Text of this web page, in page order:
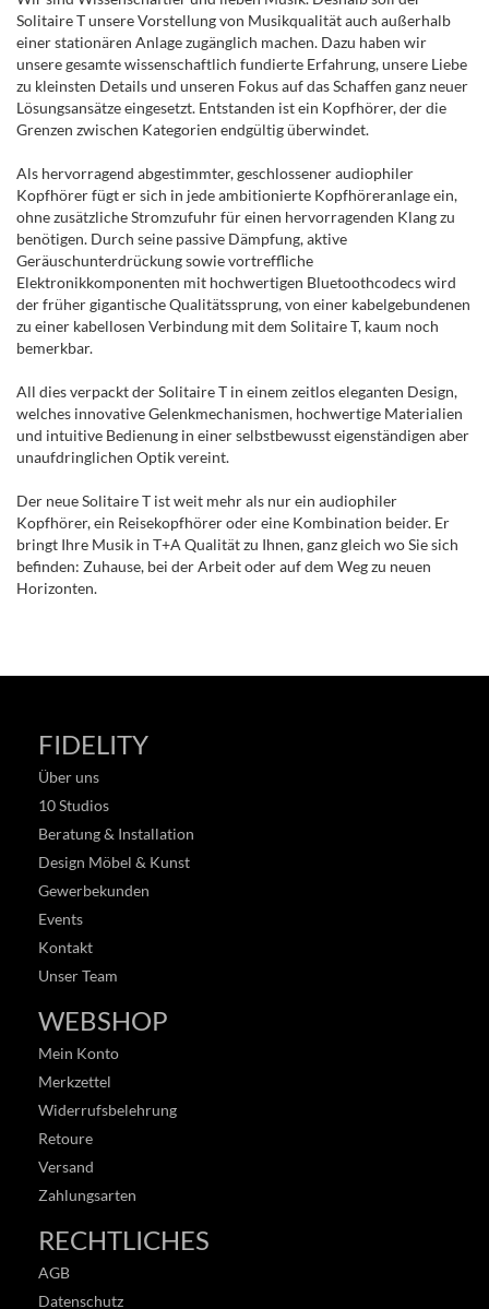
Solitaire T unsere Vorstellung von Musikqualität auch außerhalb
einer stationären Anlage zugänglich machen. Dazu haben wir
unsere gesamte wissenschaftlich fundierte Erfahrung, unsere Liebe
zu kleinsten Details und unseren Fokus auf das Schaffen ganz neuer
Lösungsansätze eingesetzt. Entstanden ist ein Kopfhörer, der die
Grenzen zwischen Kategorien endgültig überwindet.
Als hervorragend abgestimmter, geschlossener audiophiler
Kopfhörer fügt er sich in jede ambitionierte Kopfhöreranlage ein,
ohne zusätzliche Stromzufuhr für einen hervorragenden Klang zu
benötigen. Durch seine passive Dämpfung, aktive
Geräuschunterdrückung sowie vortreffliche
Elektronikkomponenten mit hochwertigen Bluetoothcodecs wird
der früher gigantische Qualitätssprung, von einer kabelgebundenen
zu einer kabellosen Verbindung mit dem Solitaire T, kaum noch
bemerkbar.
All dies verpackt der Solitaire T in einem zeitlos eleganten Design,
welches innovative Gelenkmechanismen, hochwertige Materialien
und intuitive Bedienung in einer selbstbewusst eigenständigen aber
unaufdringlichen Optik vereint.
Der neue Solitaire T ist weit mehr als nur ein audiophiler
Kopfhörer, ein Reisekopfhörer oder eine Kombination beider. Er
bringt Ihre Musik in T+A Qualität zu Ihnen, ganz gleich wo Sie sich
befinden: Zuhause, bei der Arbeit oder auf dem Weg zu neuen
Horizonten.
FIDELITY
Über uns
10 Studios
Beratung & Installation
Design Möbel & Kunst
Gewerbekunden
Events
Kontakt
Unser Team
WEBSHOP
Mein Konto
Merkzettel
Widerrufsbelehrung
Retoure
Versand
Zahlungsarten
RECHTLICHES
AGB
Datenschutz